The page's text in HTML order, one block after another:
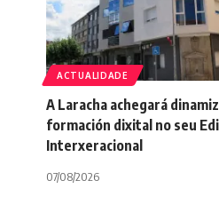
ACTUALIDADE
A Laracha achegará
formación dixital no seu
Interxeracional
07/08/2026